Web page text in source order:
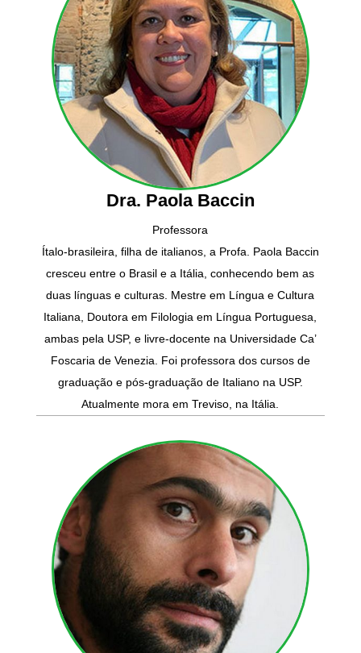
Dra. Paola Baccin
Professora
Ítalo-brasileira, filha de italianos, a Profa. Paola Baccin
cresceu entre o Brasil e a Itália, conhecendo bem as
duas línguas e culturas. Mestre em Língua e Cultura
Italiana, Doutora em Filologia em Língua Portuguesa,
ambas pela USP, e livre-docente na Universidade Ca’
Foscaria de Venezia. Foi professora dos cursos de
graduação e pós-graduação de Italiano na USP.
Atualmente mora em Treviso, na Itália.